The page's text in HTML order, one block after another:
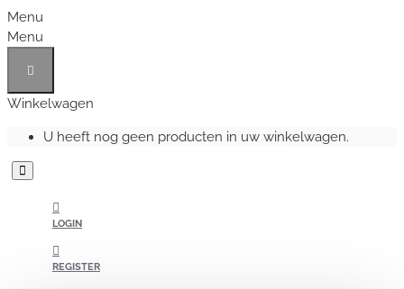
Menu
Menu
Winkelwagen
U heeft nog geen producten in uw winkelwagen.
LOGIN
REGISTER